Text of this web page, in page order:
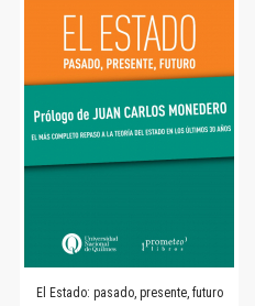
El Estado: pasado, presente, futuro